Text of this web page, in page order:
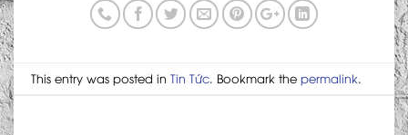
This entry was posted inTin Tức. Bookmark thepermalink.